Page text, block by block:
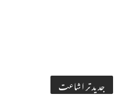
جدید تر اشاعت